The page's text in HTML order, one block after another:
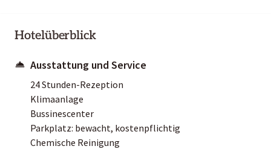
Hotelüberblick
Ausstattung und Service
24 Stunden-Rezeption
Klimaanlage
Bussinescenter
Parkplatz: bewacht, kostenpflichtig
Chemische Reinigung